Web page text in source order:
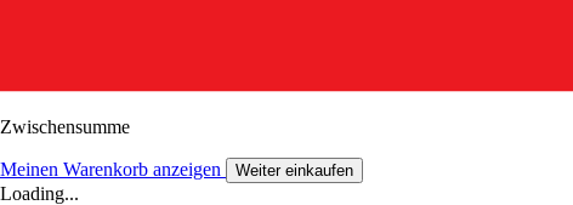
Zwischensumme
Meinen Warenkorb anzeigen Weiter einkaufen
Loading...